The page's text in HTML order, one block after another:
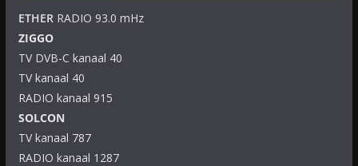
ETHERRADIO 93.0 mHz
ZIGGO
TV DVB-C kanaal 40
TV kanaal 40
RADIO kanaal 915
SOLCON
TV kanaal 787
RADIO kanaal 1287